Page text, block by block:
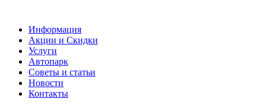
Информация
Акции и Скидки
Услуги
Автопарк
Советы и статьи
Новости
Контакты